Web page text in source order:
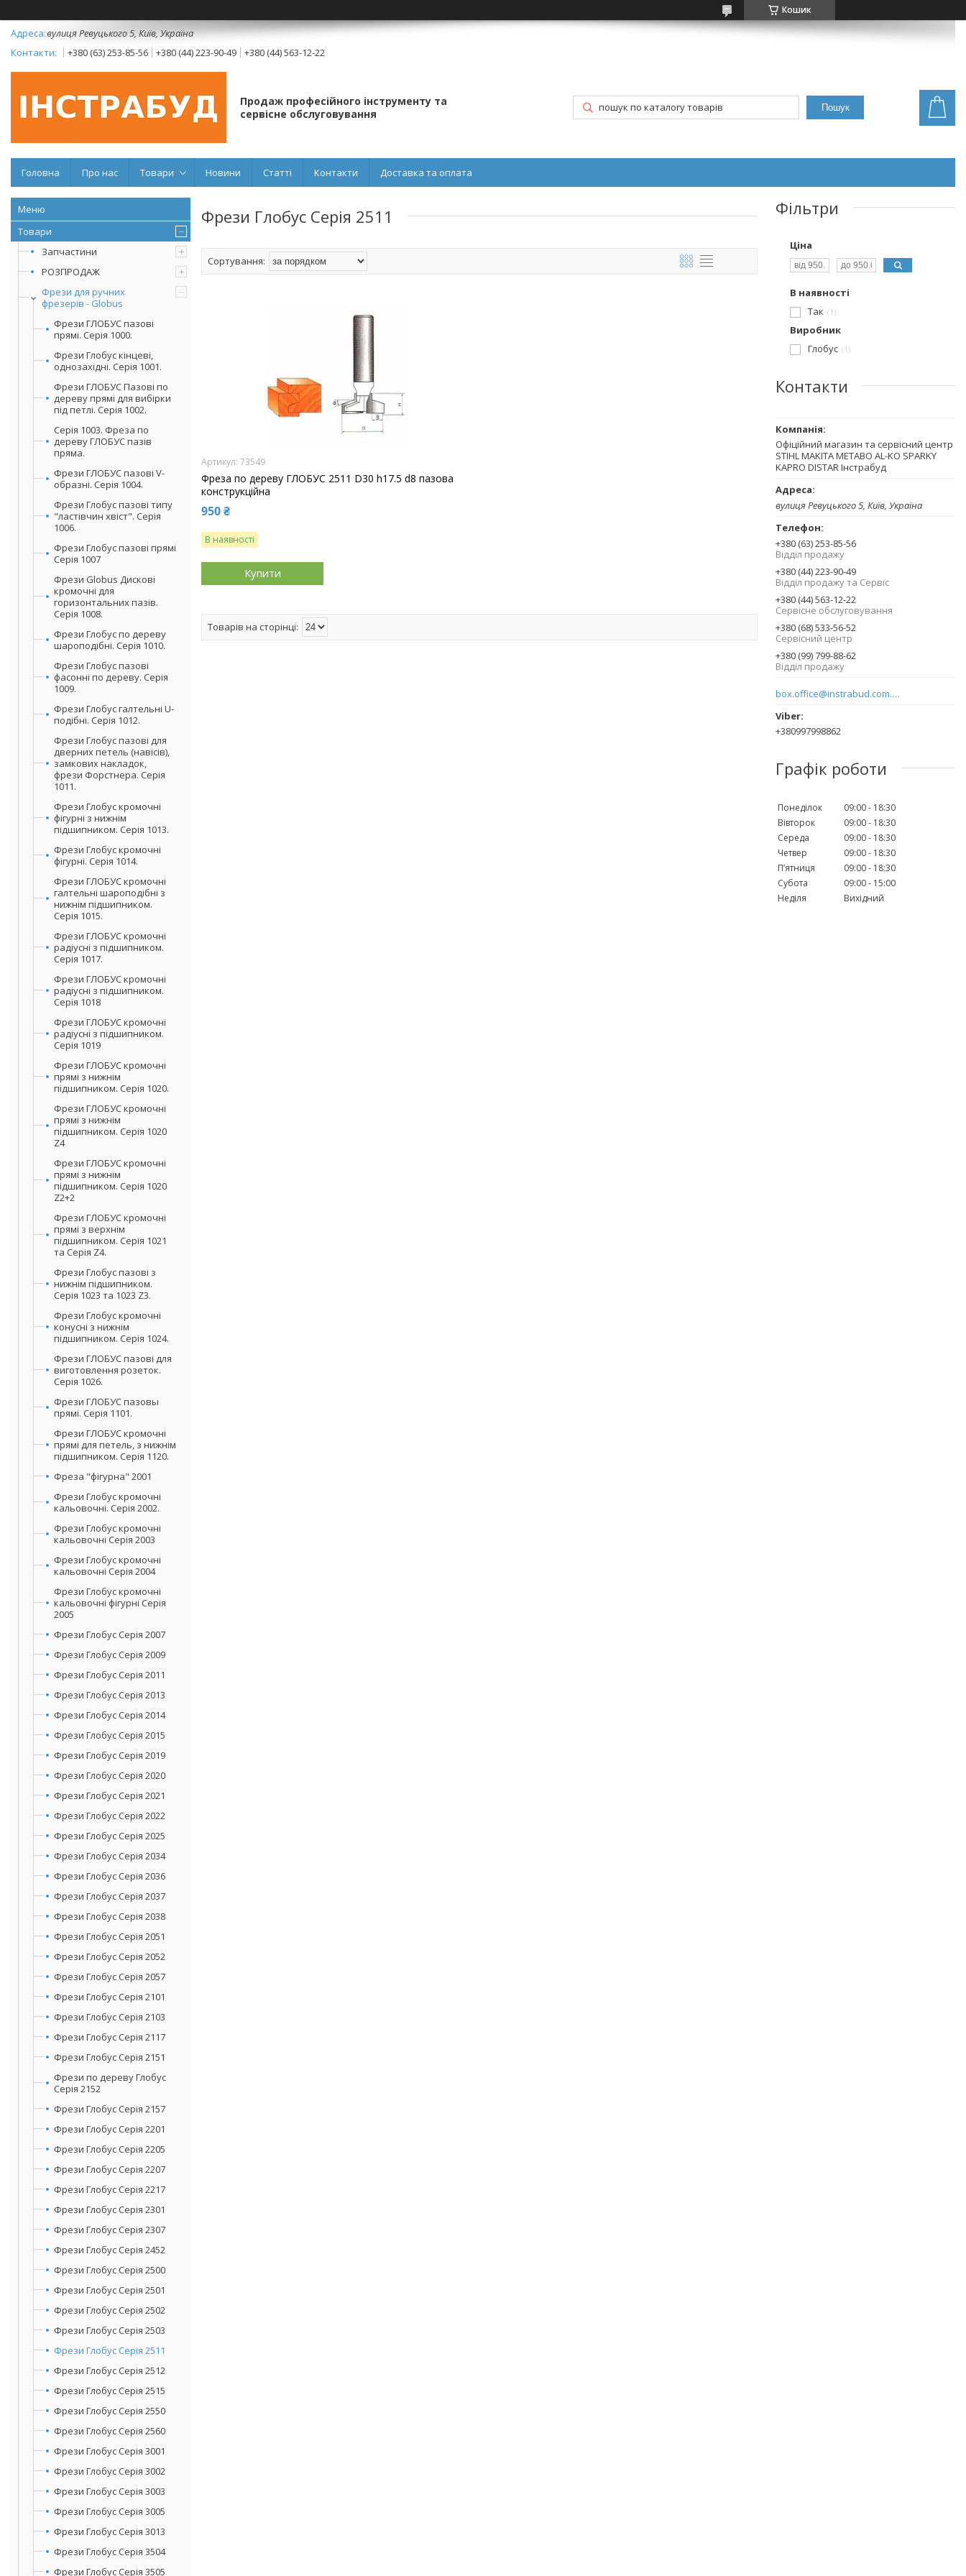
Кошик
вулиця Ревуцького 5, Київ, Україна
+380 (63) 253-85-56
+380 (44) 223-90-49 +380 (44) 563-12-22
Продаж професійного інструменту та
сервісне обслуговування
Пошук
Головна Про нас Товари Новини Статті Контакти Доставка та оплата
Товари
Запчастини
РОЗПРОДАЖ
Фрези для ручних
фрезерів - Globus
Фрези ГЛОБУС пазові
прямі. Серія 1000.
Фрези Глобус кінцеві,
однозахідні. Серія 1001.
Фрези ГЛОБУС Пазові по
дереву прямі для вибірки
під петлі. Серія 1002.
Серія 1003. Фреза по
дереву ГЛОБУС пазів
пряма.
Фрези ГЛОБУС пазові V-
образні. Серія 1004.
Фрези Глобус пазові типу
"ластівчин хвіст". Серія
1006.
Фрези Глобус пазові прямі
Серія 1007
Фрези Globus Дискові
кромочні для
горизонтальних пазів.
Серія 1008.
Фрези Глобус по дереву
шароподібні. Серія 1010.
Фрези Глобус пазові
фасонні по дереву. Серія
1009.
Фрези Глобус галтельні U-
подібні. Серія 1012.
Фрези Глобус пазові для
дверних петель (навісів),
замкових накладок,
фрези Форстнера. Серія
1011.
Фрези Глобус кромочні
фігурні з нижнім
підшипником. Серія 1013.
Фрези Глобус кромочні
фігурні. Серія 1014.
Фрези ГЛОБУС кромочні
галтельні шароподібні з
нижнім підшипником.
Серія 1015.
Фрези ГЛОБУС кромочні
радіусні з підшипником.
Серія 1017.
Фрези ГЛОБУС кромочні
радіусні з підшипником.
Серія 1018
Фрези ГЛОБУС кромочні
радіусні з підшипником.
Серія 1019
Фрези ГЛОБУС кромочні
прямі з нижнім
підшипником. Серія 1020.
Фрези ГЛОБУС кромочні
прямі з нижнім
підшипником. Серія 1020
Z4
Фрези ГЛОБУС кромочні
прямі з нижнім
підшипником. Серія 1020
Z2+2
Фрези ГЛОБУС кромочні
прямі з верхнім
підшипником. Серія 1021
та Серія Z4.
Фрези Глобус пазові з
нижнім підшипником.
Серія 1023 та 1023 Z3.
Фрези Глобус кромочні
конусні з нижнім
підшипником. Серія 1024.
Фрези ГЛОБУС пазові для
виготовлення розеток.
Серія 1026.
Фрези ГЛОБУС пазовы
прямі. Серія 1101.
Фрези ГЛОБУС кромочні
прямі для петель, з нижнім
підшипником. Серія 1120.
Фреза "фігурна" 2001
Фрези Глобус кромочні
кальовочні. Серія 2002.
Фрези Глобус кромочні
кальовочні Серія 2003
Фрези Глобус кромочні
кальовочні Серія 2004
Фрези Глобус кромочні
кальовочні фігурні Серія
2005
Фрези Глобус Серія 2007
Фрези Глобус Серія 2009
Фрези Глобус Серія 2011
Фрези Глобус Серія 2013
Фрези Глобус Серія 2014
Фрези Глобус Серія 2015
Фрези Глобус Серія 2019
Фрези Глобус Серія 2020
Фрези Глобус Серія 2021
Фрези Глобус Серія 2022
Фрези Глобус Серія 2025
Фрези Глобус Серія 2034
Фрези Глобус Серія 2036
Фрези Глобус Серія 2037
Фрези Глобус Серія 2038
Фрези Глобус Серія 2051
Фрези Глобус Серія 2052
Фрези Глобус Серія 2057
Фрези Глобус Серія 2101
Фрези Глобус Серія 2103
Фрези Глобус Серія 2117
Фрези Глобус Серія 2151
Фрези по дереву Глобус
Серія 2152
Фрези Глобус Серія 2157
Фрези Глобус Серія 2201
Фрези Глобус Серія 2205
Фрези Глобус Серія 2207
Фрези Глобус Серія 2217
Фрези Глобус Серія 2301
Фрези Глобус Серія 2307
Фрези Глобус Серія 2452
Фрези Глобус Серія 2500
Фрези Глобус Серія 2501
Фрези Глобус Серія 2502
Фрези Глобус Серія 2503
Фрези Глобус Серія 2511
Фрези Глобус Серія 2512
Фрези Глобус Серія 2515
Фрези Глобус Серія 2550
Фрези Глобус Серія 2560
Фрези Глобус Серія 3001
Фрези Глобус Серія 3002
Фрези Глобус Серія 3003
Фрези Глобус Серія 3005
Фрези Глобус Серія 3013
Фрези Глобус Серія 3504
Фрези Глобус Серія 3505
Фрези Глобус Серія 2511
73549
Фреза по дереву ГЛОБУС 2511 D30 h17.5 d8 пазова
конструкційна
950 ₴
В наявності
Купити
Фільтри
Ціна
В наявності
Так
1
Виробник
Глобус 1
Контакти
Офіційний магазин та сервісний центр
STIHL MAKITA METABO AL-KO SPARKY
KAPRO DISTAR Інстрабуд
вулиця Ревуцького 5, Київ, Україна
+380 (63) 253-85-56
Відділ продажу
+380 (44) 223-90-49
Відділ продажу та Сервіс
+380 (44) 563-12-22
Сервісне обслуговування
+380 (68) 533-56-52
Сервісний центр
+380 (99) 799-88-62
Відділ продажу
box.office@instrabud.com.ua
+380997998862
Графік роботи
Понеділок 09:00
18:30
Вівторок
09:00
18:30
Середа
09:00
18:30
Четвер
09:00
18:30
Пʼятниця
09:00
18:30
Субота
09:00
15:00
Неділя
Вихідний